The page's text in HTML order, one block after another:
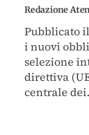
Redazione
Pubblicato
i nuovi
selezione
direttiva
centrale